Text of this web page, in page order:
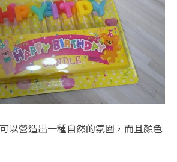
以營造出一種自然的氛圍，而且顏色